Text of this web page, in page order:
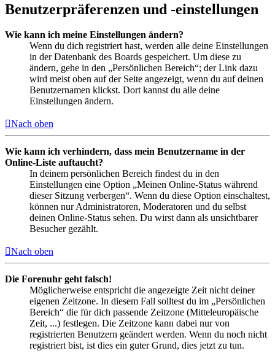
Benutzerpräferenzen und -einstellungen
Wie kann ich meine Einstellungen ändern?
Wenn du dich registriert hast, werden alle deine Einstellungen
in der Datenbank des Boards gespeichert. Um diese zu
ändern, gehe in den „Persönlichen Bereich“; der Link dazu
wird meist oben auf der Seite angezeigt, wenn du auf deinen
Benutzernamen klickst. Dort kannst du alle deine
Einstellungen ändern.
Nach oben
Wie kann ich verhindern, dass mein Benutzername in der
Online-Liste auftaucht?
In deinem persönlichen Bereich findest du in den
Einstellungen eine Option „Meinen Online-Status während
dieser Sitzung verbergen“. Wenn du diese Option einschaltest,
können nur Administratoren, Moderatoren und du selbst
deinen Online-Status sehen. Du wirst dann als unsichtbarer
Besucher gezählt.
Nach oben
Die Forenuhr geht falsch!
Möglicherweise entspricht die angezeigte Zeit nicht deiner
eigenen Zeitzone. In diesem Fall solltest du im „Persönlichen
Bereich“ die für dich passende Zeitzone (Mitteleuropäische
Zeit, ...) festlegen. Die Zeitzone kann dabei nur von
registrierten Benutzern geändert werden. Wenn du noch nicht
registriert bist, ist dies ein guter Grund, dies jetzt zu tun.